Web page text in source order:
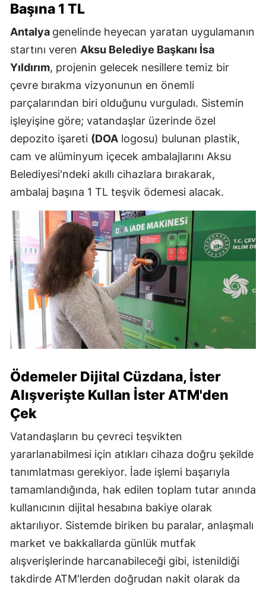
Başına 1 TL
Antalya genelinde heyecan yaratan uygulamanın
startını veren Aksu Belediye Başkanı İsa
Yıldırım, projenin gelecek nesillere temiz bir
çevre bırakma vizyonunun en önemli
parçalarından biri olduğunu vurguladı. Sistemin
işleyişine göre; vatandaşlar üzerinde özel
depozito işareti (DOA logosu) bulunan plastik,
cam ve alüminyum içecek ambalajlarını Aksu
Belediyesi'ndeki akıllı cihazlara bırakarak,
ambalaj başına 1 TL teşvik ödemesi alacak.
Ödemeler Dijital Cüzdana, İster
Alışverişte Kullan İster ATM'den
Çek
Vatandaşların bu çevreci teşvikten
yararlanabilmesi için atıkları cihaza doğru şekilde
tanımlatması gerekiyor. İade işlemi başarıyla
tamamlandığında, hak edilen toplam tutar anında
kullanıcının dijital hesabına bakiye olarak
aktarılıyor. Sistemde biriken bu paralar, anlaşmalı
market ve bakkallarda günlük mutfak
alışverişlerinde harcanabileceği gibi, istenildiği
takdirde ATM'lerden doğrudan nakit olarak da